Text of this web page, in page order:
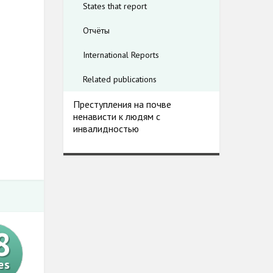
States that report
Отчёты
International Reports
Related publications
Преступления на почве
ненависти к людям с
инвалидностью